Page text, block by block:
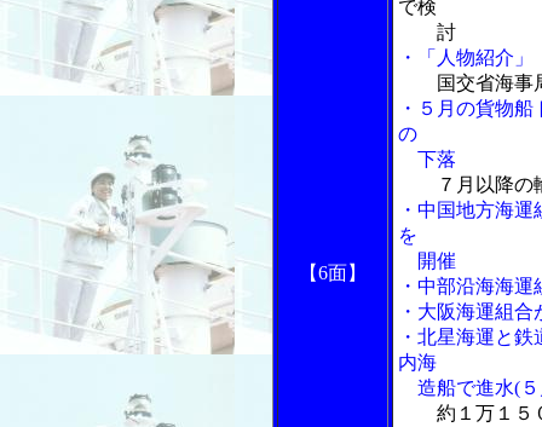
【6面】
で検
討
・「人物紹介
国交省海
・５月の貨物
の
下落
７月以降の
・中国地方海
を
開催
・中部沿海海
・大阪海運組
・北星海運と
内海
造船で進水(５
約１万１５